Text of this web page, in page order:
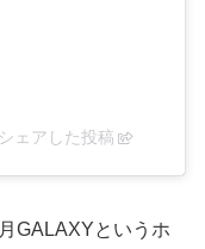
ェアした投稿
GALAXYというホ